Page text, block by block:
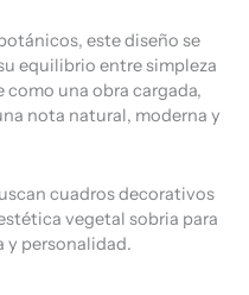
este diseño se
equilibrio entre simpleza
como una obra cargada,
nota natural, moderna y
cuadros decorativos
vegetal sobria para
y personalidad.